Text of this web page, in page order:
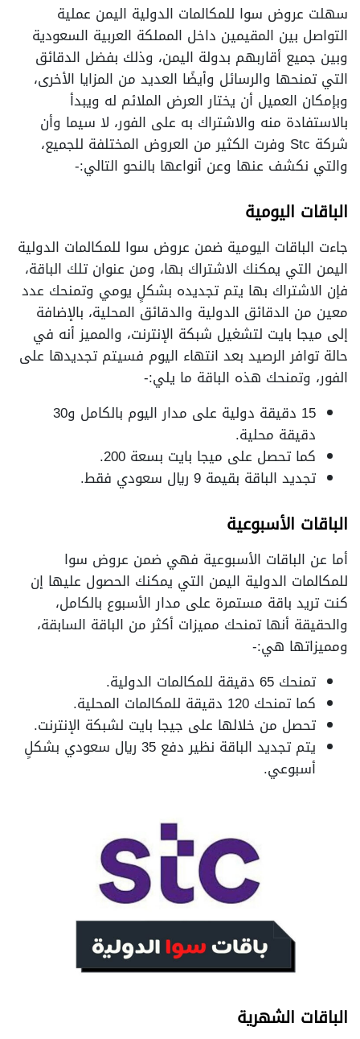
سهلت عروض سوا للمكالمات الدولية اليمن عملية
التواصل بين المقيمين داخل المملكة العربية السعودية
وبين جميع أقاربهم بدولة اليمن، وذلك بفضل الدقائق
التي تمنحها والرسائل وأيضًا العديد من المزايا الأخرى،
وبإمكان العميل أن يختار العرض الملائم له ويبدأ
بالاستفادة منه والاشتراك به على الفور، لا سيما وأن
شركة Stc وفرت الكثير من العروض المختلفة للجميع،
والتي نكشف عنها وعن أنواعها بالنحو التالي:-
الباقات اليومية
جاءت الباقات اليومية ضمن عروض سوا للمكالمات الدولية
اليمن التي يمكنك الاشتراك بها، ومن عنوان تلك الباقة،
فإن الاشتراك بها يتم تجديده بشكلٍ يومي وتمنحك عدد
معين من الدقائق الدولية والدقائق المحلية، بالإضافة
إلى ميجا بايت لتشغيل شبكة الإنترنت، والمميز أنه في
حالة توافر الرصيد بعد انتهاء اليوم فسيتم تجديدها على
الفور، وتمنحك هذه الباقة ما يلي:-
15 دقيقة دولية على مدار اليوم بالكامل و30
دقيقة محلية.
كما تحصل على ميجا بايت بسعة 200.
تجديد الباقة بقيمة 9 ريال سعودي فقط.
الباقات الأسبوعية
أما عن الباقات الأسبوعية فهي ضمن عروض سوا
للمكالمات الدولية اليمن التي يمكنك الحصول عليها إن
كنت تريد باقة مستمرة على مدار الأسبوع بالكامل،
والحقيقة أنها تمنحك مميزات أكثر من الباقة السابقة،
ومميزاتها هي:-
تمنحك 65 دقيقة للمكالمات الدولية.
كما تمنحك 120 دقيقة للمكالمات المحلية.
تحصل من خلالها على جيجا بايت لشبكة الإنترنت.
يتم تجديد الباقة نظير دفع 35 ريال سعودي بشكلٍ
أسبوعي.
الباقات الشهرية